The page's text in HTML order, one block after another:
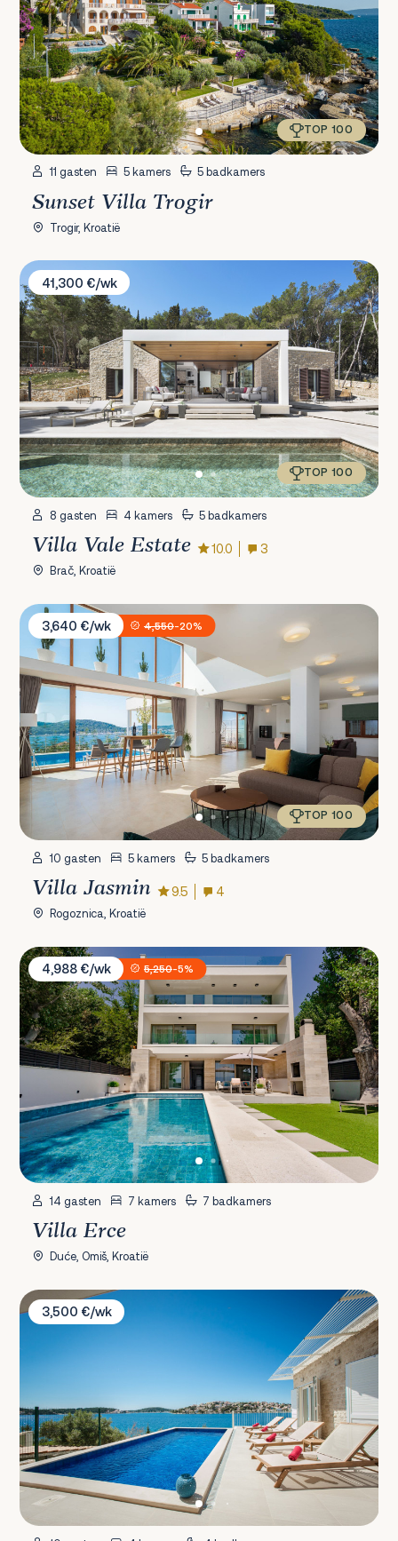
TOP 100
11 gasten 5 kamers 5 badkamers
Sunset Villa Trogir
Trogir, Kroatië
Villa Vale Estate
41,300 €/wk
TOP 100
8 gasten 4 kamers 5 badkamers
Villa Vale Estate 10.0 3
Brač, Kroatië
Villa Jasmin
3,640 €/wk
4,550-20%
TOP 100
10 gasten 5 kamers 5 badkamers
Villa Jasmin 9.5 4
Rogoznica, Kroatië
Villa Erce
4,988 €/wk
5,250-5%
14 gasten 7 kamers 7 badkamers
Villa Erce
Duće, Omiš, Kroatië
Villa Lori
3,500 €/wk